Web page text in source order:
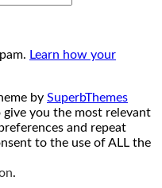
Learn how your
by SuperbThemes
you the most relevant
and repeat
to the use of ALL the
.